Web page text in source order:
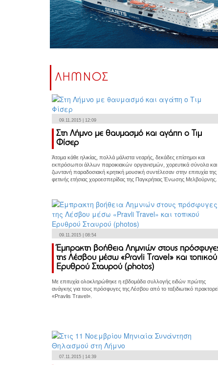
ΛΗΜΝΟΣ
09.11.2015 | 12:09
Στη Λήμνο με θαυμασμό και αγάπη o Τιμ
Φίσερ
Άτομα κάθε ηλικίας, πολλά μάλιστα νεαρής, δεκάδες επίσημοι και
εκπρόσωποι άλλων παροικιακών οργανισμών, χορευτικά σύνολα και
ζωντανή παραδοσιακή κρητική μουσική συντέλεσαν στην επιτυχία της
φετινής ετήσιας χοροεσπερίδας της Παγκρήτιας Ένωσης Μελβούρνης.
09.11.2015 | 08:54
Έμπρακτη βοήθεια Λημνιών στους
της Λέσβου μέσω «Pravli Travel» και τοπικού
Ερυθρού Σταυρού (photos)
Με επιτυχία ολοκληρώθηκε η εβδομάδα συλλογής ειδών πρώτης
ανάγκης για τους πρόσφυγες της Λέσβου από το ταξιδιωτικό
«Pravlis Travel».
07.11.2015 | 14:39